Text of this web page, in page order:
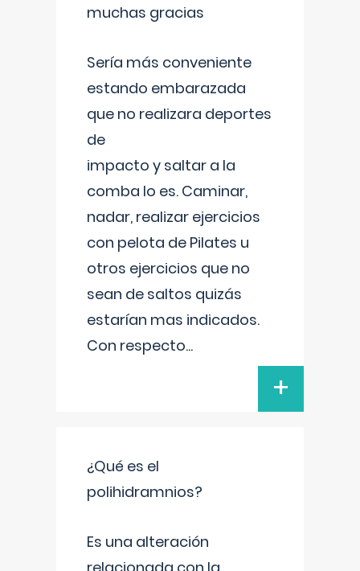
muchas gracias
Sería más conveniente
estando embarazada
que no realizara deportes
de
impacto y saltar a la
comba lo es. Caminar,
nadar, realizar ejercicios
con pelota de Pilates u
otros ejercicios que no
sean de saltos quizás
estarían mas indicados.
Con respecto...
+
¿Qué es el
polihidramnios?
Es una alteración